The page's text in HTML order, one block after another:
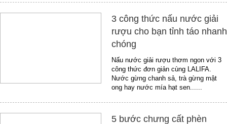
3 công thức nấu nước giải
rượu cho bạn tỉnh táo nhanh
chóng
Nấu nước giải rượu thơm ngon với 3
công thức đơn giản cùng LALIFA.
Nước gừng chanh sả, trà gừng mật
ong hay nước mía hạt sen......
5 bước chưng cất phèn